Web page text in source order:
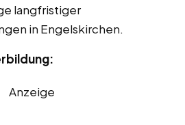
langfristiger
in Engelskirchen.
Anzeige